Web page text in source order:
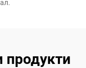
продукти